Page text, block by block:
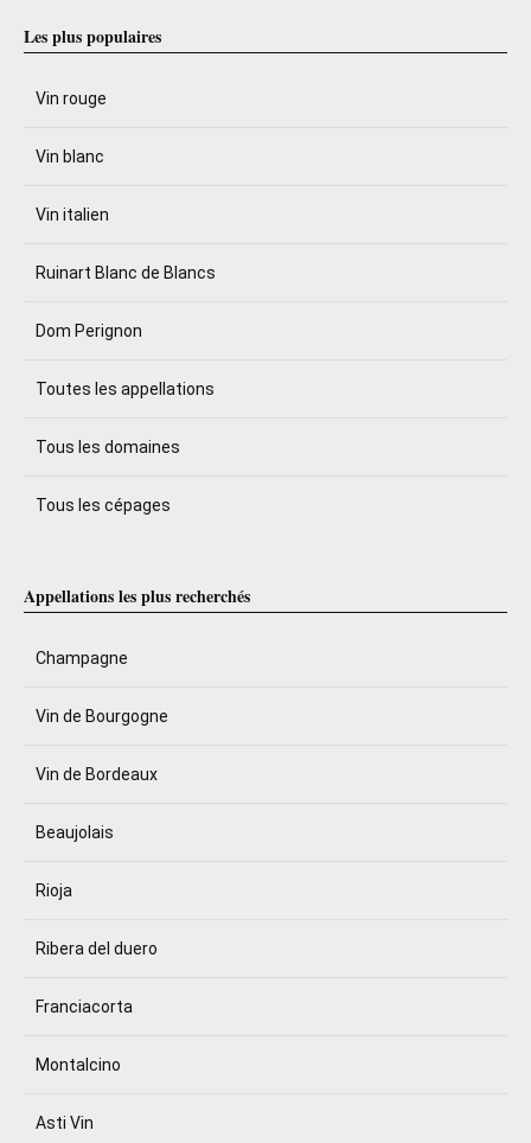
Les plus populaires
Vin rouge
Vin blanc
Vin italien
Ruinart Blanc de Blancs
Dom Perignon
Toutes les appellations
Tous les domaines
Tous les cépages
Appellations les plus recherchés
Champagne
Vin de Bourgogne
Vin de Bordeaux
Beaujolais
Rioja
Ribera del duero
Franciacorta
Montalcino
Asti Vin